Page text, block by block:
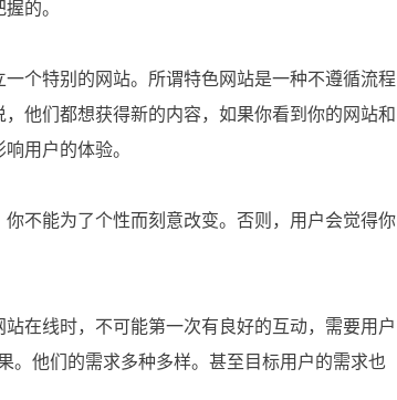
的。
特别的网站。所谓特色网站是一种不遵循流程
他们都想获得新的内容，如果你看到你的网站和
用户的体验。
不能为了个性而刻意改变。否则，用户会觉得你
线时，不可能第一次有良好的互动，需要用户
。他们的需求多种多样。甚至目标用户的需求也